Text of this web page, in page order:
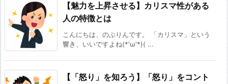
【魅力を上昇させる】カリスマ性がある
人の特徴とは
こんにちは、のぶりんです。 「カリスマ」という
響き、いいですよね(*'ω'*)( ...
【「怒り」を知ろう】「怒り」をコント